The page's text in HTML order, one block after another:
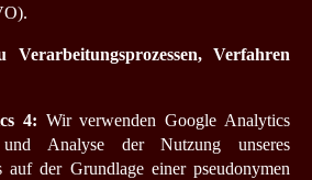
Verarbeitungsprozessen, Verfahren
4: Wir verwenden Google Analytics
Analyse der Nutzung unseres
auf der Grundlage einer pseudonymen